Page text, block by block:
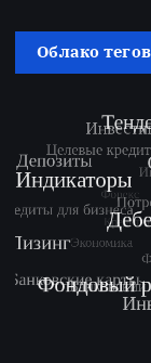
Облако тегов